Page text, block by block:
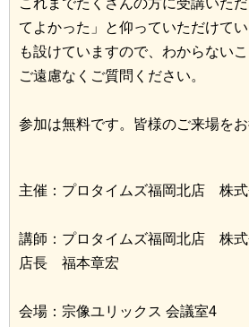
てよかった」と仰っていただけて
も設けていますので、わからない
ご遠慮なくご質問ください。
参加は無料です。皆様のご来場をお
主催：プロタイムズ福岡北店 株
講師：プロタイムズ福岡北店 株
店長 福本章宏
会場：宗像ユリックス 会議室4